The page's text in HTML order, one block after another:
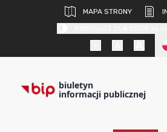
MAPA STRONY
biuletyn
informacji publicznej